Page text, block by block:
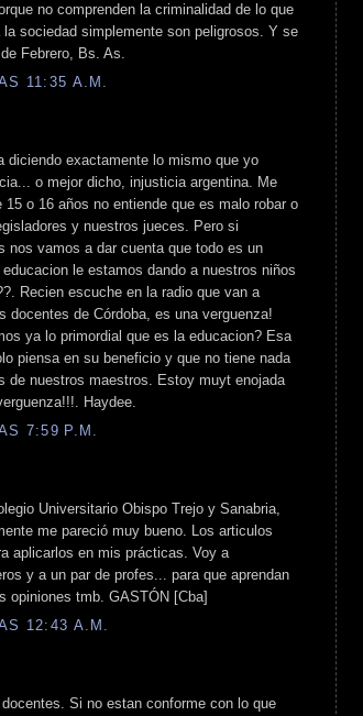
no comprenden la criminalidad de lo que
sociedad simplemente son peligrosos. Y se
Febrero, Bs. As.
11:35 A.M.
exactamente lo mismo que yo
o mejor dicho, injusticia argentina. Me
o 16 años no entiende que es malo robar o
y nuestros jueces. Pero si
nos vamos a dar cuenta que todo es un
le estamos dando a nuestros niños
Recien escuche en la radio que van a
docentes de Córdoba, es una verguenza!
ya lo primordial que es la educacion? Esa
piensa en su beneficio y que no tiene nada
de nuestros maestros. Estoy muyt enojada
Haydee.
7:59 P.M.
Universitario Obispo Trejo y Sanabria,
me pareció muy bueno. Los articulos
aplicarlos en mis prácticas. Voy a
y a un par de profes... para que aprendan
opiniones tmb. GASTÓN [Cba]
12:43 A.M.
Si no estan conforme con lo que